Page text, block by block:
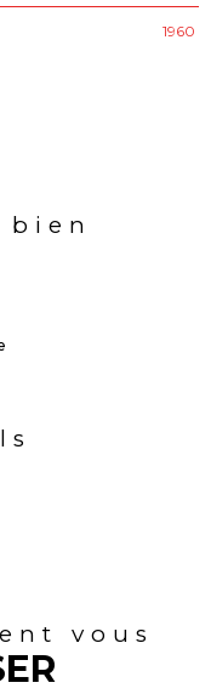
1960
bien
vous